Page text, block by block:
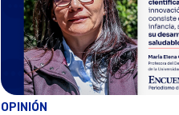
OPINIÓN